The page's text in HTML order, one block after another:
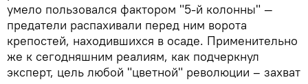
умело пользовался фактором "5-й колонны" —
предатели распахивали перед ним ворота
крепостей, находившихся в осаде. Применительно
же к сегодняшним реалиям, как подчеркнул
эксперт, цель любой "цветной" революции – захват